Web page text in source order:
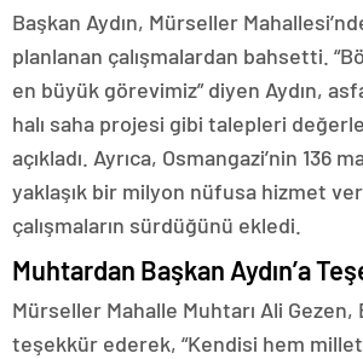
Başkan Aydın, Mürseller
planlanan çalışmalardan bahsetti.
en büyük görevimiz” diyen Aydın,
halı saha projesi gibi talepleri
açıkladı. Ayrıca, Osmangazi’nin 136
yaklaşık bir milyon nüfusa hizmet
çalışmaların sürdüğünü ekledi.
Muhtardan Başkan Aydın’a
Mürseller Mahalle Muhtarı Ali Gezen,
teşekkür ederek, “Kendisi hem